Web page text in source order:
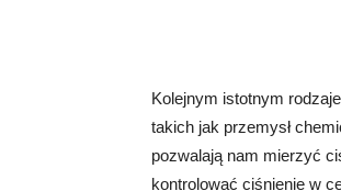
Kolejnym istotnym
takich jak przemysł
pozwalają nam mierzyć
kontrolować ciśnienie w